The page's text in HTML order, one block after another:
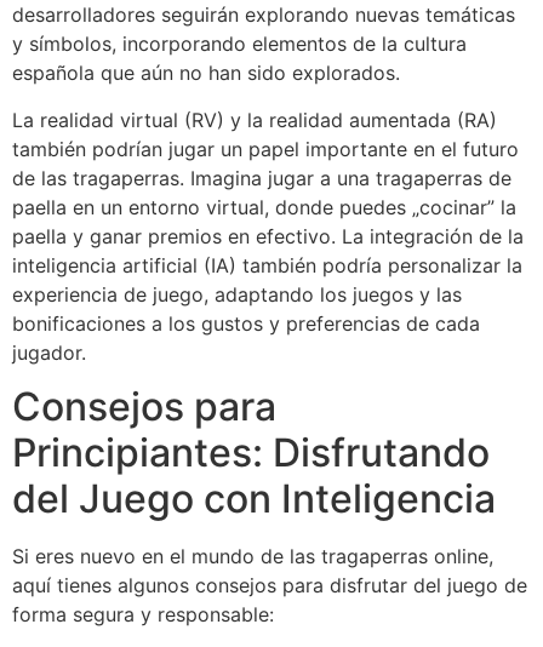
desarrolladores seguirán explorando nuevas temáticas
y símbolos, incorporando elementos de la cultura
española que aún no han sido explorados.
La realidad virtual (RV) y la realidad aumentada (RA)
también podrían jugar un papel importante en el futuro
de las tragaperras. Imagina jugar a una tragaperras de
paella en un entorno virtual, donde puedes „cocinar” la
paella y ganar premios en efectivo. La integración de la
inteligencia artificial (IA) también podría personalizar la
experiencia de juego, adaptando los juegos y las
bonificaciones a los gustos y preferencias de cada
jugador.
Consejos para
Principiantes: Disfrutando
del Juego con Inteligencia
Si eres nuevo en el mundo de las tragaperras online,
aquí tienes algunos consejos para disfrutar del juego de
forma segura y responsable: